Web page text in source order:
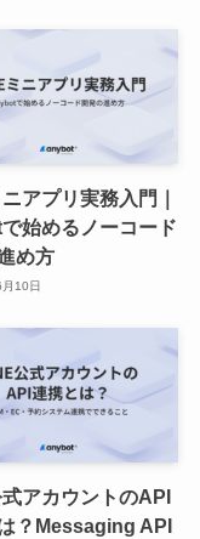
アプリ実務入門｜
始めるノーコード
め方
10日
アカウントのAPI
？Messaging API